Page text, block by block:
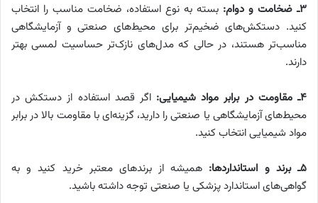
۳ـ ضخامت و دوام:
بسته به نوع استفاده، ضخامت مناسب را انتخاب
کنید. دستکش‌های ضخیم‌تر برای محیط‌های صنعتی و آزمایشگاهی
مناسب‌تر هستند، در حالی که مدل‌های نازک‌تر حساسیت لمسی بهتر
دارند.
۴ـ مقاومت در برابر مواد شیمیایی:
اگر قصد استفاده از دستکش در
محیط‌های آزمایشگاهی یا صنعتی را دارید، گزینه‌ای با مقاومت بالا در برابر
مواد شیمیایی انتخاب کنید.
۵ـ برند و استانداردها:
همیشه از برندهای معتبر خرید کنید و به
گواهی‌های استاندارد پزشکی یا صنعتی توجه داشته باشید.